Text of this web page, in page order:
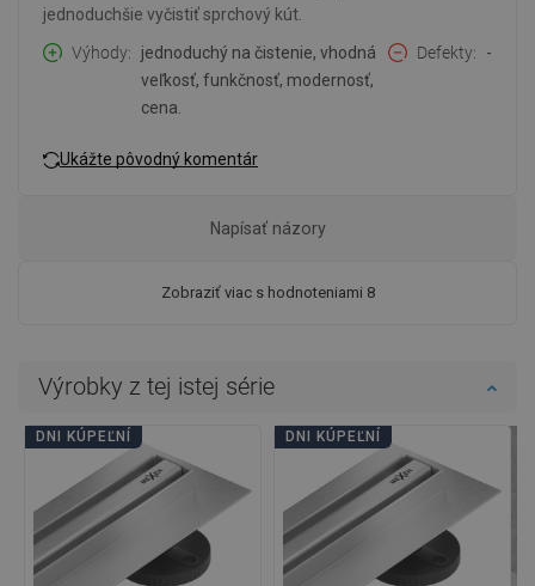
jednoduchšie vyčistiť sprchový kút.
Výhody
jednoduchý na čistenie, vhodná
veľkosť, funkčnosť, modernosť,
cena.
Defekty -
Ukážte pôvodný komentár
Zobraziť viac s hodnoteniami 8
Napísať názory
Výrobky z tej istej série
DNI KÚPEĽNÍ DNI KÚPEĽNÍ